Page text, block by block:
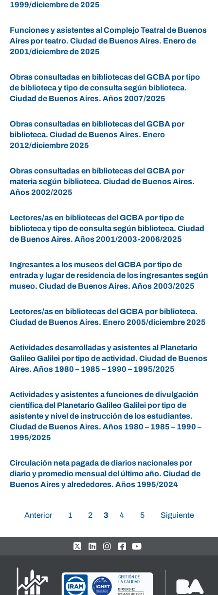
1999/diciembre de 2025
Funciones y asistentes al Complejo Teatral de Buenos
Aires por teatro. Ciudad de Buenos Aires. Enero de
2001/diciembre de 2025
Obras consultadas en bibliotecas del GCBA por tipo
de biblioteca y tipo de consulta según biblioteca.
Ciudad de Buenos Aires. Años 2007/2025
Obras consultadas en bibliotecas del GCBA por
biblioteca. Ciudad de Buenos Aires. Enero
2012/diciembre 2025
Obras consultadas en bibliotecas del GCBA por
materia según biblioteca. Ciudad de Buenos Aires.
Años 2002/2025
Lectores/as en bibliotecas del GCBA por tipo de
biblioteca y tipo de consulta según biblioteca. Ciudad
de Buenos Aires. Años 2001/2003-2006/2025
Ingresantes a los museos del GCBA por tipo de
entrada y lugar de residencia de los ingresantes según
museo. Ciudad de Buenos Aires. Años 2003/2025
Lectores/as en bibliotecas del GCBA por biblioteca.
Ciudad de Buenos Aires. Enero 2005/diciembre 2025
Actividades desarrolladas y asistentes al Planetario
Galileo Galilei por tipo de actividad. Ciudad de Buenos
Aires. Años 1980 – 1985 – 1990 – 1995/2025
Actividades y asistentes a funciones de divulgación
científica del Planetario Galileo Galilei por tipo de
asistente y nivel de instrucción de los estudiantes.
Ciudad de Buenos Aires. Años 1980 – 1985 – 1990 –
1995/2025
Circulación neta pagada de diarios nacionales por
diario y promedio mensual del último año. Ciudad de
Buenos Aires y alrededores. Años 1995/2024
Anterior 1 2 3 4 5 Siguiente